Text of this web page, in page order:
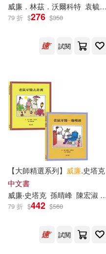
David Walliams(28)
韓國延世大學韓國語學
黃詩茹(26)
（愛爾蘭）薩繆爾·貝
EVIL LINE
博士研究生入學考試
北京工藝美術出版社
青文(185)
上海三聯書店(177)
湖南文藝出版社(177)
南京大學出版社(174)
商周出版(172)
廣西師範大學出版社
ベルハウス(168)
威廉 ．林茲．沃爾科特 袁毓瑩、王淳
79 折 $276 $350
試閱
【大師精選系列】 威廉.史塔克
中文書
威廉‧史塔克 孫晴峰 陳宏淑
79 折 $442 $560
試閱